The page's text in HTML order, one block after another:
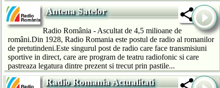
Antena Satelor
Radio România - Ascultat de 4,5 milioane de
români.Din 1928, Radio Romania este postul de radio al romanilor
de pretutindeni.Este singurul post de radio care face transmisiuni
sportive in direct, care are program de teatru radiofonic si care
pastreaza legatura dintre prezent si trecut prin pastile...
Radio Romania Actualitati